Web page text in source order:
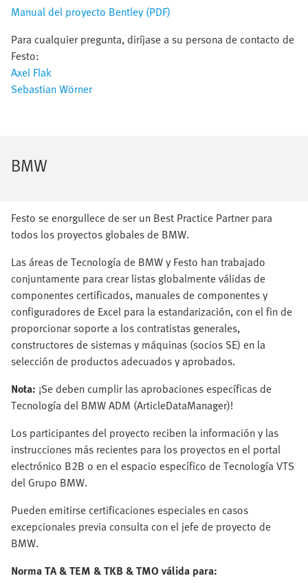
Manual del proyecto Bentley (PDF)
Para cualquier pregunta, diríjase a su persona de contacto de
Festo:
Axel Flak
Sebastian Wörner
BMW
Festo se enorgullece de ser un Best Practice Partner para
todos los proyectos globales de BMW.
Las áreas de Tecnología de BMW y Festo han trabajado
conjuntamente para crear listas globalmente válidas de
componentes certificados, manuales de componentes y
configuradores de Excel para la estandarización, con el fin de
proporcionar soporte a los contratistas generales,
constructores de sistemas y máquinas (socios SE) en la
selección de productos adecuados y aprobados.
Nota: ¡Se deben cumplir las aprobaciones específicas de
Tecnología del BMW ADM (ArticleDataManager)!
Los participantes del proyecto reciben la información y las
instrucciones más recientes para los proyectos en el portal
electrónico B2B o en el espacio específico de Tecnología VTS
del Grupo BMW.
Pueden emitirse certificaciones especiales en casos
excepcionales previa consulta con el jefe de proyecto de
BMW.
Norma TA & TEM & TKB & TMO válida para: